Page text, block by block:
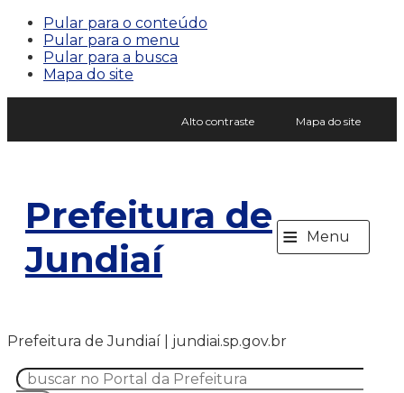
Pular para o conteúdo
Pular para o menu
Pular para a busca
Mapa do site
Alto contraste Mapa do site
Prefeitura de
Jundiaí
≡ Menu
Prefeitura de Jundiaí | jundiai.sp.gov.br